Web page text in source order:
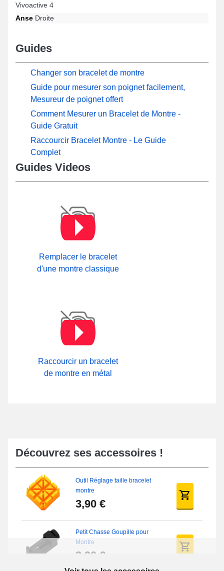
Vivoactive 4
Anse Droite
Guides
Changer son bracelet de montre
Guide pour mesurer son poignet facilement,
Mesureur de poignet offert
Comment Mesurer un Bracelet de Montre -
Guide Gratuit
Raccourcir Bracelet Montre - Le Guide
Complet
Guides Videos
Remplacer le bracelet
d'une montre classique
Raccourcir un bracelet
de montre en métal
Découvrez ses accessoires !
Outil Réglage taille bracelet
montre
3,90 €
Petit Chasse Goupille pour
Montre
3,90 €